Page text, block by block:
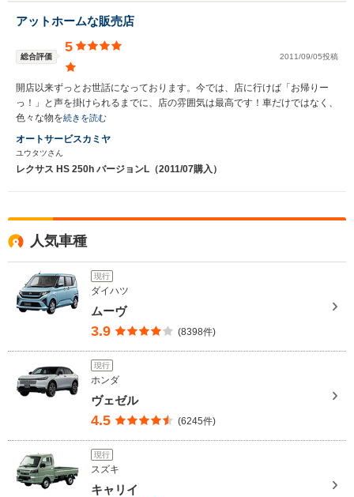
アットホームな販売店
総合評価
5
2011/09/05投稿
開店以来ずっとお世話になっております。今では、店に行けば「お帰りー
っ！」と声を掛けられるまでに、店の雰囲気は最高です！車だけではなく、
色々な物を続きを読む
オートサービスカミヤ
ユウタツさん
レクサス HS 250h バージョンL（2011/07購入）
人気車種
現行
ダイハツ
ムーヴ
3.9 (8398件)
現行
ホンダ
ヴェゼル
4.5 (6245件)
現行
スズキ
キャリイ